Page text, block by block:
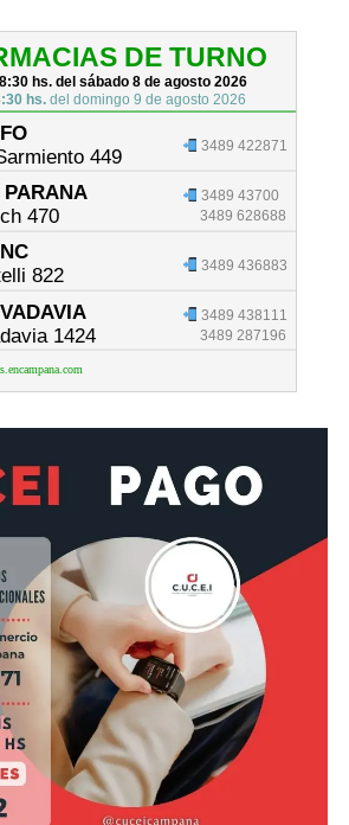
DE TURNO
8:30 hs. del sábado 8 de agosto 2026
hs. del domingo 9 de agosto 2026
449
3489 422871
PARANA
470
3489 43700
3489 628688
822
3489 436883
1424
3489 438111
3489 287196